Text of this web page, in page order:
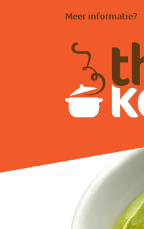
Meer informatie?